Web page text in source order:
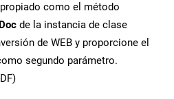
como el método
de la instancia de clase
de WEB y proporcione el
segundo parámetro.